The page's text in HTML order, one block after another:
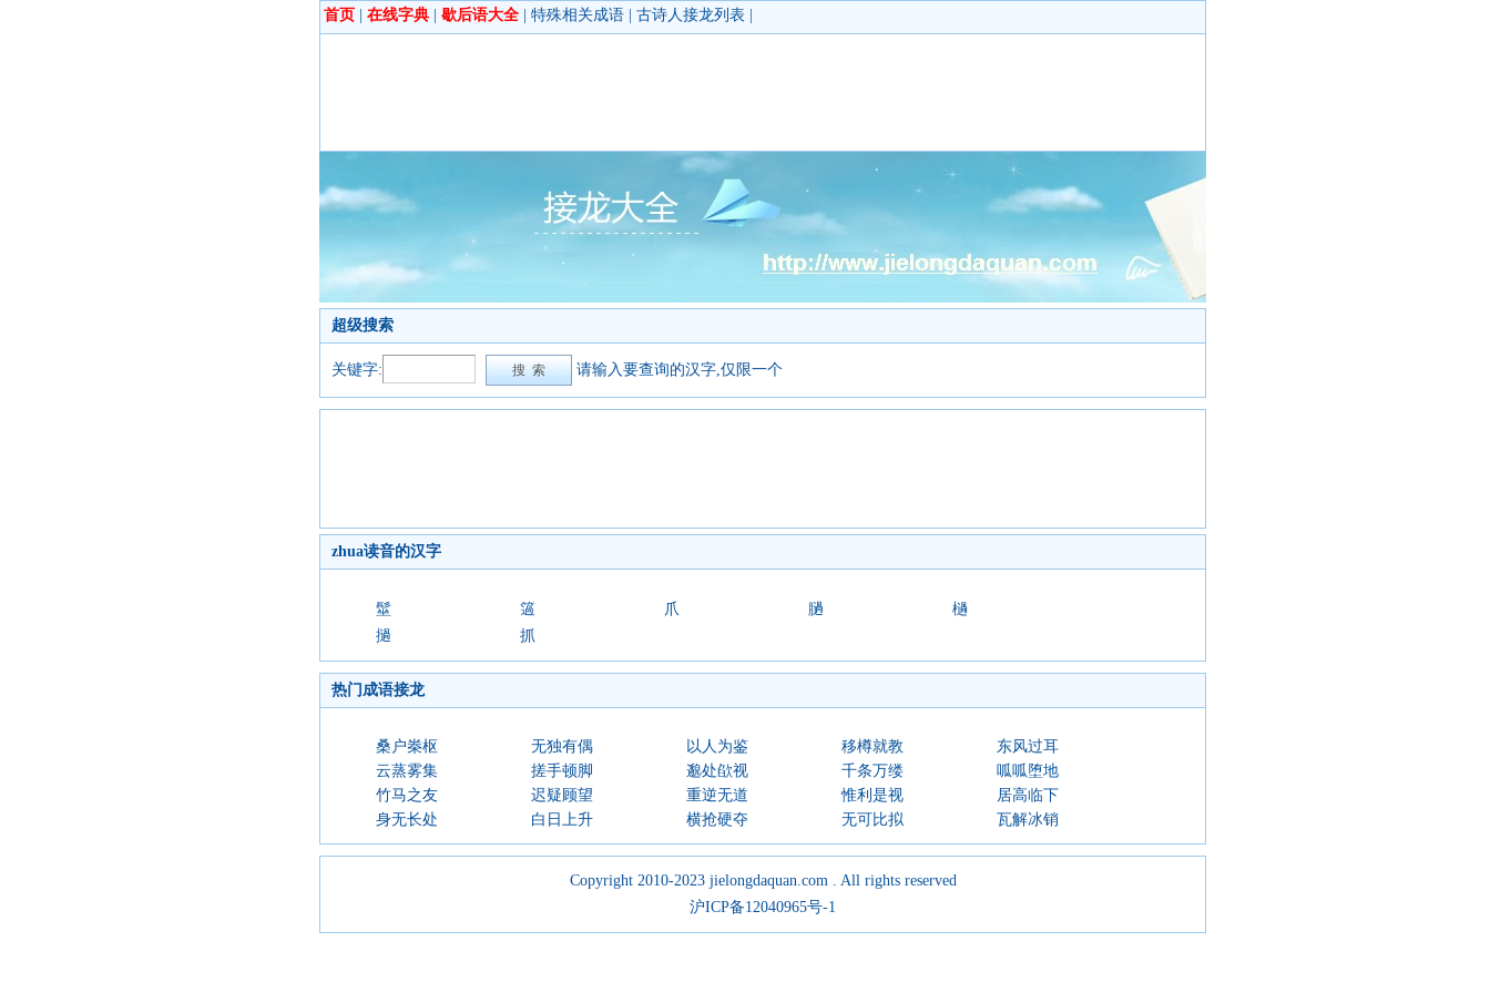
首页 在线字典 歇后语大全 特殊相关成语 古诗人接龙列表
超级搜索
关键字: 请输入要查询的汉字,仅限一个
zhua读音的汉字
髽 簻 爪 膼
檛
撾
抓
热门成语接龙
桑户桊枢 无独有偶 以人为鉴 移樽就教
东风过耳
云蒸雾集
搓手顿脚 邈处欿视 千条万缕
呱呱堕地
竹马之友
迟疑顾望 重逆无道 惟利是视
居高临下
身无长处
白日上升 横抢硬夺 无可比拟 瓦解冰销
Copyright 2010-2023 jielongdaquan.com . All rights reserved
沪ICP备12040965号-1